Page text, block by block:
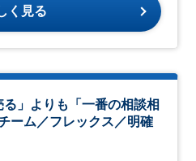
く見る
る」よりも「一番の相談相
ーム／フレックス／明確